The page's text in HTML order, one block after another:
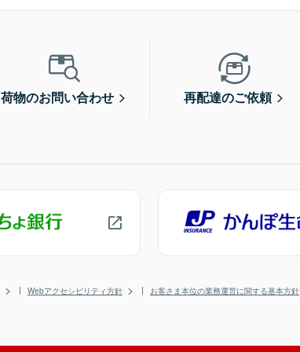
荷物のお問い合わせ 再配達のご依頼
Webアクセシビリティ方針 お客さま本位の業務運営に関する基本方針